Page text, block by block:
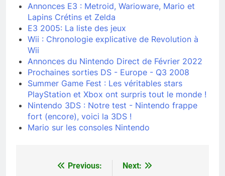
Annonces E3 : Metroid, Warioware, Mario et
Lapins Crétins et Zelda
E3 2005: La liste des jeux
Wii : Chronologie explicative de Revolution à
Wii
Annonces du Nintendo Direct de Février 2022
Prochaines sorties DS - Europe - Q3 2008
Summer Game Fest : Les véritables stars
PlayStation et Xbox ont surpris tout le monde !
Nintendo 3DS : Notre test - Nintendo frappe
fort (encore), voici la 3DS !
Mario sur les consoles Nintendo
NavigationPrevious:
Next: